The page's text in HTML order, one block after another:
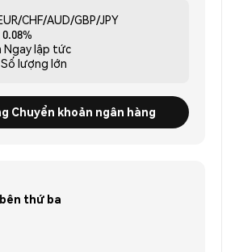
CHF/AUD/GBP/JPY
0.08%
Ngay lập tức
Số lượng lớn
Chuyển khoản ngân hàng
thứ ba